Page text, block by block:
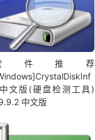
件推荐
文版(硬盘检测工具)
中文版